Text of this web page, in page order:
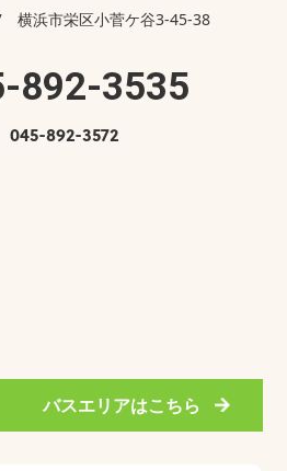
横浜市栄区小菅ケ谷3-45-38
892-3535
045-892-3572
バスエリアはこちら